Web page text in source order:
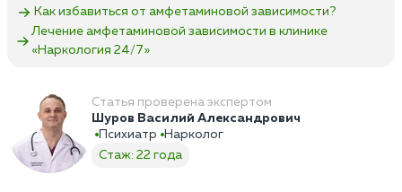
Как избавиться от амфетаминовой зависимости?
Лечение амфетаминовой зависимости в клинике
«Наркология 24/7»
Статья проверена экспертом
Шуров Василий Александрович
Психиатр
Нарколог
Стаж: 22 года